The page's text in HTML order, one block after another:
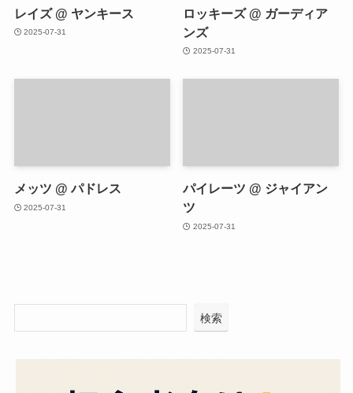
レイズ @ ヤンキース
2025-07-31
ロッキーズ @ ガーディア
ンズ
2025-07-31
メッツ @ パドレス
2025-07-31
パイレーツ @ ジャイアン
ツ
2025-07-31
検索